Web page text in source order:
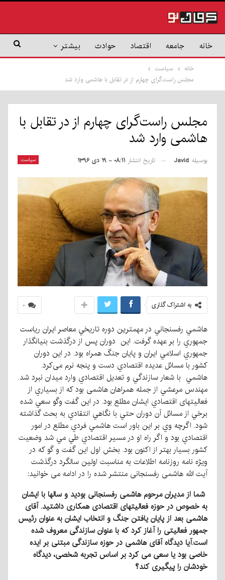
خانه جامعه اقتصاد حوادث بیشتر
خانه
سیاست
مجلس راست‌گرای چهارم از در تقابل با هاشمی وارد شد
مجلس راست‌گرای چهارم از در تقابل با
هاشمی وارد شد
سیاست بوسیله Javid تاریخ انتشار ۰۸:۱۱ - ۱۹ دی ۱۳۹۶
۰ به اشتراک گذاری
هاشمي رفسنجاني در مهمترين دوره تاريخي معاصر ايران رياست
جمهوري را بر عهده گرفت. این دوران پس از درگذشت بنيانگذار
جمهوري اسلامي ايران و پايان جنگ همراه بود. در اين دوران
كشور با مسائل عديده اقتصادي دست و پنجه نرم می‌کرد.
هاشمي با شعار سازندگي و تعديل اقتصادي وارد ميدان نبرد شد.
مهندس مرعشي از جمله همراهان هاشمی بود كه از بسياري از
فعاليتهای اقتصادي ایشان مطلع بود. در اين گفت وگو سعي شده
برخي از مسائل آن دوران حتي با نگاهي انتقادي به بحث گذاشته
شود. اگرچه وي بر اين باور است هاشمي فردي مطلع در امور
اقتصادي بود و اگر راه او در مسير اقتصادي طي مي شد وضعيت
كشور بسيار بهتر از اكنون بود. بخش اول این گفت و گو که در
ویژه نامه روزنامه اطلاعات به مناسبت اولین سالگرد درگذشت
آیت الله هاشمی رفسنجانی منتشر شده را در ادامه می خوانید:
شما از مدیران مرحوم هاشمی رفسنجانی بودید و سالها با ایشان
به خصوص در حوزه فعالیتهای اقتصادی همکاری داشتید.آقای
هاشمی بعد از پایان یافتن جنگ و انتخاب ایشان به عنوان رئیس
جمهور فعالیتی را آغاز کرد که با عنوان سازندگی معروف شده
است.آیا دیدگاه آقای هاشمی در حوزه سازندگی مبتنی بر ایده
خاصی بود یا سعی می کرد بر اساس تجربه شخصی، دیدگاه
خودشان را پیگیری کند؟